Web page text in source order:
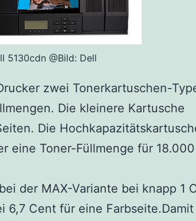
5130cdn @Bild: Dell
zwei Tonerkartuschen-
Die kleinere Kartusche
Die
eine Toner-Füllmenge für 18.000
der MAX-Variante bei knapp 1
6,7 Cent für eine Farbseite.Damit